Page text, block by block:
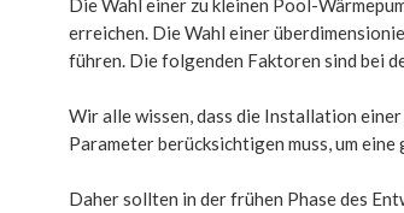
Die Wahl einer zu kleinen Pool-
erreichen. Die Wahl einer
führen. Die folgenden Faktoren sind bei
Wir alle wissen, dass die Installation
Parameter berücksichtigen muss, um
Daher sollten in der frühen Phase des